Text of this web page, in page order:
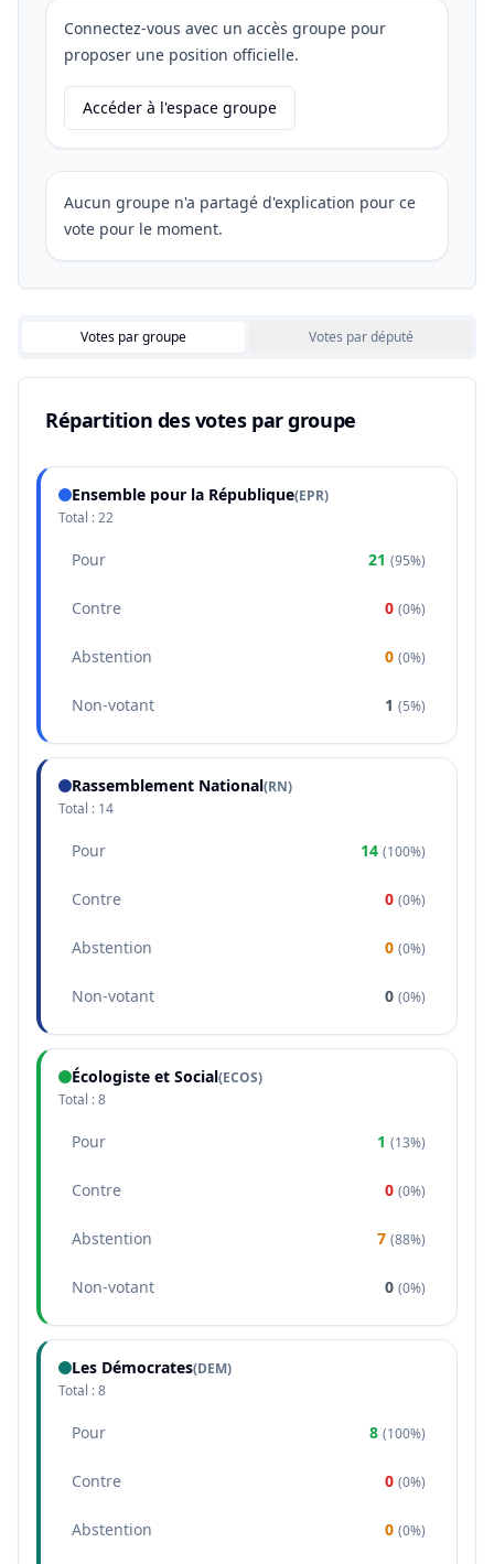
Connectez-vous avec un accès groupe pour
proposer une position officielle.
Accéder à l'espace groupe
Aucun groupe n'a partagé d'explication pour ce
vote pour le moment.
Votes par groupe Votes par député
Répartition des votes par groupe
Ensemble pour la République(EPR)
Total :22
Pour 21 (95%)
Contre 0 (0%)
Abstention 0 (0%)
Non-votant 1 (5%)
Rassemblement National(RN)
Total : 14
Pour 14 (100%)
Contre 0 (0%)
Abstention 0 (0%)
Non-votant 0 (0%)
Écologiste et Social(ECOS)
Total :8
Pour 1 (13%)
Contre 0 (0%)
Abstention 7 (88%)
Non-votant 0 (0%)
Les Démocrates(DEM)
Total :8
Pour 8 (100%)
Contre 0 (0%)
Abstention 0 (0%)